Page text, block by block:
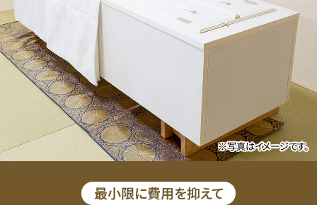
※写真はイメージです。
最小限に費用を抑えて